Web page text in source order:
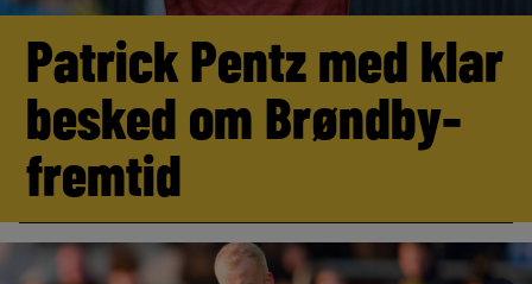
Patrick Pentz med klar
besked om Brøndby-
fremtid